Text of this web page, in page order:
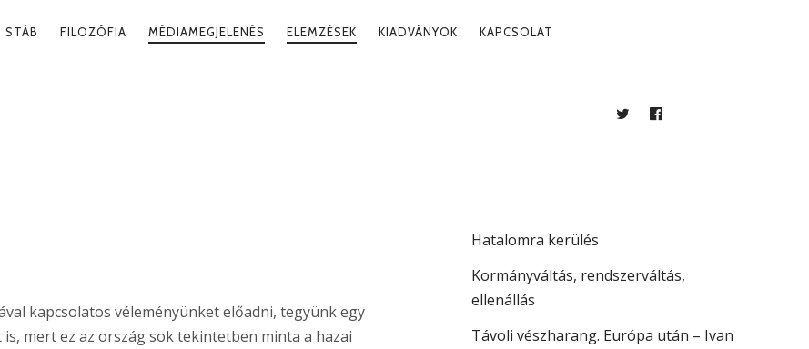
STÁB FILOZÓFIA MÉDIAMEGJELENÉS ELEMZÉSEK KIADVÁNYOK KAPCSOLAT
TWITTERFACEBOOK
kapcsolatos véleményünket előadni, tegyünk egy
mert ez az ország sok tekintetben minta a hazai
Hatalomra kerülés
Kormányváltás, rendszerváltás,
ellenállás
Távoli vészharang. Európa után – Ivan